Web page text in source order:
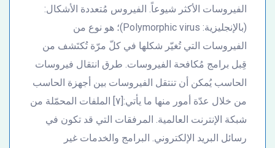
الفيروسات الأكثر شيوعاً. الفيروس مُتعددة الأشكال:
(بالإنجليزية: Polymorphic virus)؛ هو نوع من
الفيروسات التي تُغيّر شكلها في كلّ مرّة تُكتَشف من
قِبل برامج مُكافحة الفيروسات. طرق انتقال فيروسات
الحاسب يُمكن أن تنتقل الفيروسات بين أجهزة الحاسب
من خلال عدّة أمور منها ما يأتي:[٧] الملفات المحمّلة من
شبكة الإنترنت العالمية. المرفقات التي قد تكون في
رسائل البريد الإلكتروني. البرامج والخدمات غير